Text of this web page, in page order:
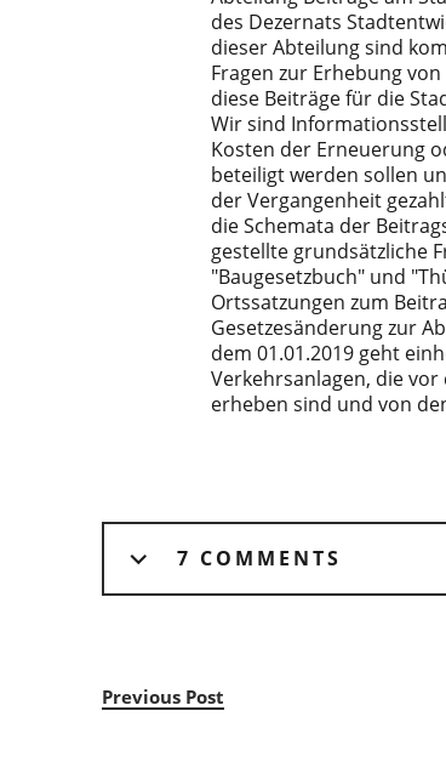
des Dezernats
dieser Abteilung sind
Fragen zur Erhebung
diese Beiträge für die
Wir sind
Kosten der Erneuerung
beteiligt werden sollen
der Vergangenheit
die Schemata der
gestellte grundsätzliche
"Baugesetzbuch" und
Ortssatzungen zum
Gesetzesänderung zur
dem 01.01.2019 geht
Verkehrsanlagen, die
erheben sind und von
7 COMMENTS
Previous Post